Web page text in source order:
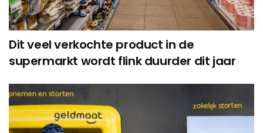
Dit veel verkochte product in de
supermarkt wordt flink duurder dit jaar